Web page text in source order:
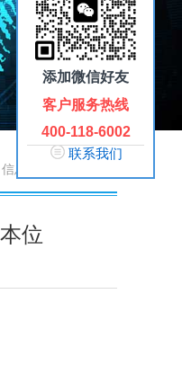
信息中心
位
添加微信好友
客户服务热线
400-118-6002
联系我们